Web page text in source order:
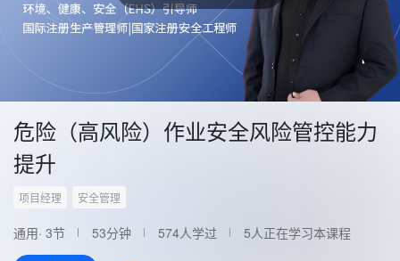
危险（高风险）作业安全风险管控能力
提升
项目经理 安全管理
通用· 3节 53分钟 574人学过 5人正在学习本课程